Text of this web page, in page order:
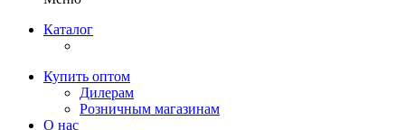
Каталог
Купить оптом
Дилерам
Розничным магазинам
О нас